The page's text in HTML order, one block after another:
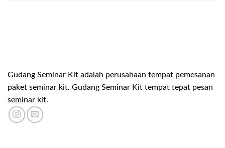
Gudang Seminar Kit adalah perusahaan tempat pemesanan
paket seminar kit. Gudang Seminar Kit tempat tepat pesan
seminar kit.